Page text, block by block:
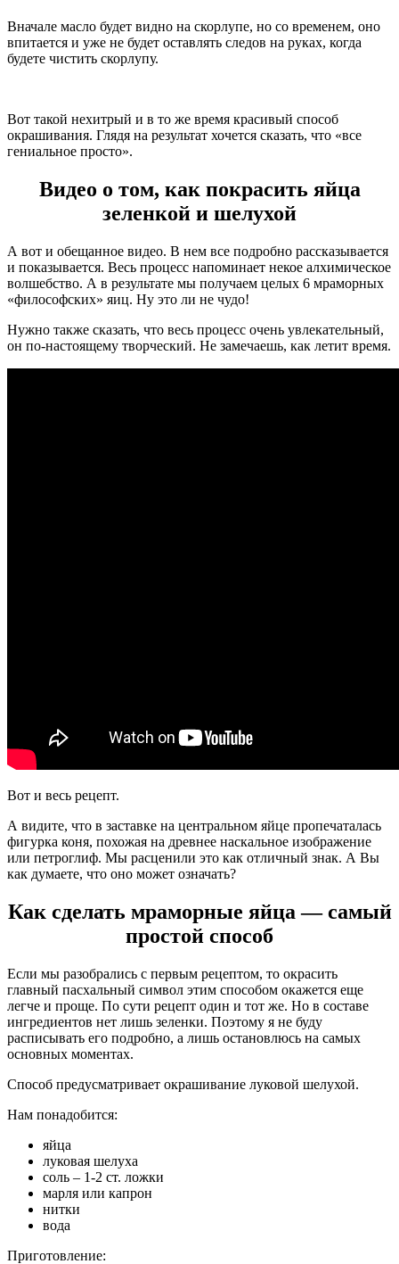
Вначале масло будет видно на скорлупе, но со временем, оно
впитается и уже не будет оставлять следов на руках, когда
будете чистить скорлупу.
Вот такой нехитрый и в то же время красивый способ
окрашивания. Глядя на результат хочется сказать, что «все
гениальное просто».
Видео о том, как покрасить яйца
зеленкой и шелухой
А вот и обещанное видео. В нем все подробно рассказывается
и показывается. Весь процесс напоминает некое алхимическое
волшебство. А в результате мы получаем целых 6 мраморных
«философских» яиц. Ну это ли не чудо!
Нужно также сказать, что весь процесс очень увлекательный,
он по-настоящему творческий. Не замечаешь, как летит время.
Вот и весь рецепт.
А видите, что в заставке на центральном яйце пропечаталась
фигурка коня, похожая на древнее наскальное изображение
или петроглиф. Мы расценили это как отличный знак. А Вы
как думаете, что оно может означать?
Как сделать мраморные яйца — самый
простой способ
Если мы разобрались с первым рецептом, то окрасить
главный пасхальный символ этим способом окажется еще
легче и проще. По сути рецепт один и тот же. Но в составе
ингредиентов нет лишь зеленки. Поэтому я не буду
расписывать его подробно, а лишь остановлюсь на самых
основных моментах.
Способ предусматривает окрашивание луковой шелухой.
Нам понадобится:
яйца
луковая шелуха
соль – 1-2 ст. ложки
марля или капрон
нитки
вода
Приготовление: